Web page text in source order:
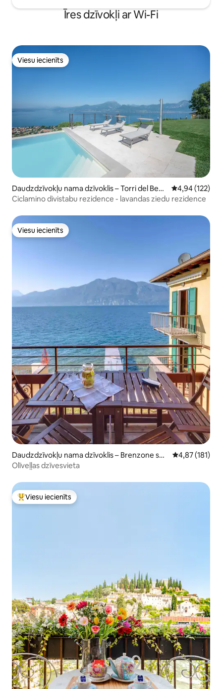
Īres dzīvokļi ar Wi-Fi
Viesu iecienīts
Viesu iecienīts
Daudzdzīvokļu nama dzīvoklis – Torri del Bena
co
Vidējais
4,94 (122)
Ciclamino divistabu rezidence - lavandas ziedu rezidence
Viesu iecienīts
Viesu iecienīts
Daudzdzīvokļu nama dzīvoklis – Brenzone sul
Garda
Vidējais
4,87 (181)
Olīveļļas dzīvesvieta
Populārs viesu iecienīts mājoklis
Viesu iecienīts